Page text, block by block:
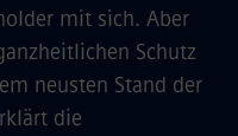
mit sich. Aber
Schutz
neusten Stand der
die